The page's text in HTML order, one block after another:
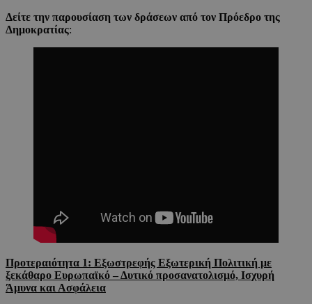
Δείτε την παρουσίαση των δράσεων από τον Πρόεδρο της
Δημοκρατίας:
Προτεραιότητα 1: Εξωστρεφής Εξωτερική Πολιτική με
ξεκάθαρο Ευρωπαϊκό – Δυτικό προσανατολισμό, Ισχυρή
Άμυνα και Ασφάλεια